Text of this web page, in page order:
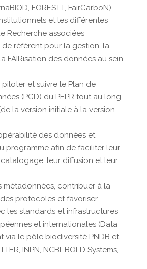
FORESTT, FairCarboN),
et les différentes
Recherche associées
de référent pour la gestion, la
FAIRisation des données au sein
et suivre le Plan de
(PGD) du PEPR tout au long
la version initiale à la version
des données et
programme afin de faciliter leur
leur diffusion et leur
métadonnées, contribuer à la
protocoles et favoriser
les standards et infrastructures
et internationales (Data
via le pôle biodiversité PNDB et
INPN, NCBI, BOLD Systems,